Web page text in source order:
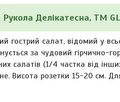
Рукола Делікатесна, ТМ GL
гострий салат, відомий у
за чудовий гірчично-
салатів (1/4 частка від
Висота розетки 15-20 см.